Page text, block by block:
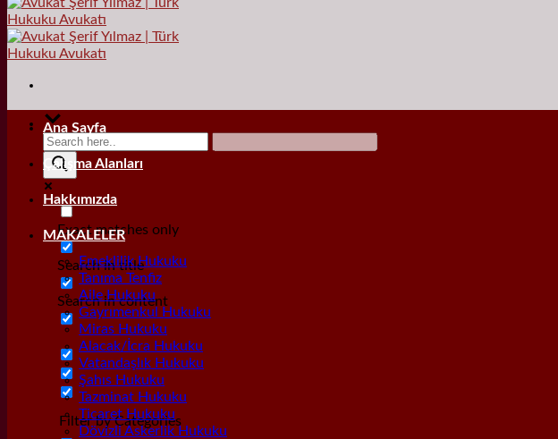
Exact matches only
Search in title
Search in content
Filter by Categories
Ana Sayfa
Çalışma Alanları
Hakkımızda
MAKALELER
Emeklilik Hukuku
Tanıma Tenfiz
Aile Hukuku
Gayrımenkul Hukuku
Miras Hukuku
Alacak/İcra Hukuku
Vatandaşlık Hukuku
Şahıs Hukuku
Tazminat Hukuku
Ticaret Hukuku
Dövizli Askerlik Hukuku